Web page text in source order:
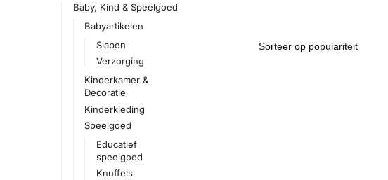
Baby, Kind & Speelgoed
Babyartikelen
Slapen
Verzorging
Kinderkamer &
Decoratie
Kinderkleding
Speelgoed
Educatief
speelgoed
Knuffels